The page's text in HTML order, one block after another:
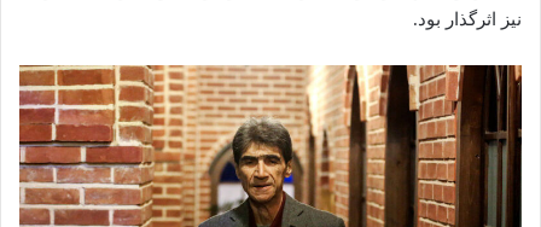
نیز اثرگذار بود.